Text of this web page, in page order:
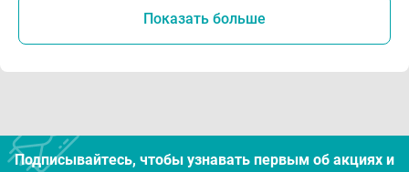
Показать больше
Подписывайтесь, чтобы узнавать первым об акцияx и